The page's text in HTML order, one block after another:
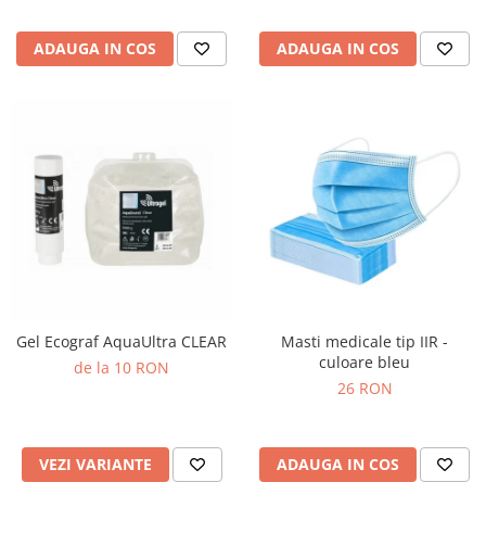
ADAUGA IN COS ADAUGA IN COS
Gel Ecograf AquaUltra CLEAR
de la 10 RON
VEZI VARIANTE
Masti medicale tip IIR -
culoare bleu
26 RON
ADAUGA IN COS